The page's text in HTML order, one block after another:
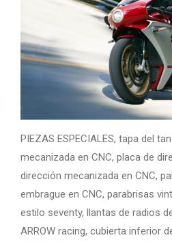
PIEZAS ESPECIALES, tapa del
mecanizada en CNC, placa de
dirección mecanizada en CNC,
embrague en CNC, parabrisas
estilo seventy, llantas de radios
ARROW racing, cubierta inferior